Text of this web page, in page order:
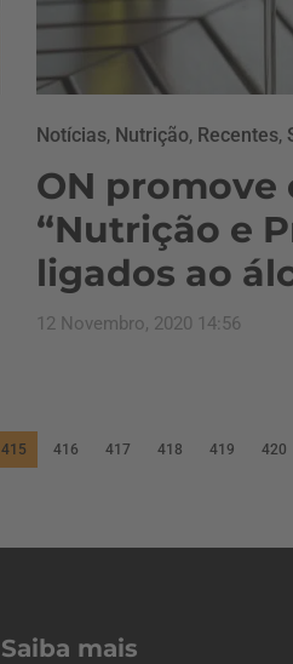
Notícias, Nutrição, Recentes,
ON promove
“Nutrição e
ligados ao
12 Novembro, 2020 14:56
415 416 417 418 419 420
Saiba mais